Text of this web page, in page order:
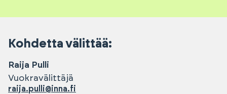
Kohdetta välittää:
Raija Pulli
Vuokravälittäjä
raija.pulli@inna.fi